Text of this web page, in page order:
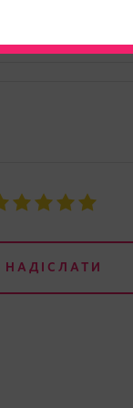
НАДІСЛАТИ